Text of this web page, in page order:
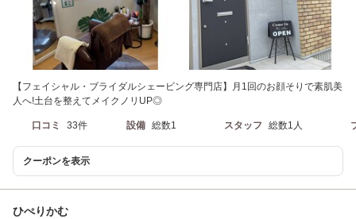
【フェイシャル・ブライダルシェービング専門店】月1回のお顔そりで素肌美
人へ!土台を整えてメイクノリUP◎
口コミ 33件 設備 総数1 スタッフ 総数1人
クーポンを表示
ひぺりかむ